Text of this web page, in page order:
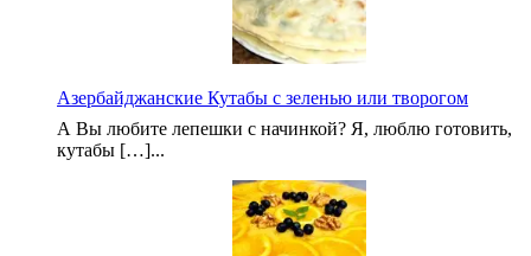
Азербайджанские Кутабы с зеленью или творогом
А Вы любите лепешки с начинкой? Я, люблю готовить,
кутабы […]...